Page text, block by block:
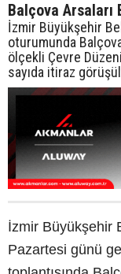
Balçova
İzmir Büyükşehir
oturumunda
ölçekli Çevre
sayıda itiraz
İzmir Büyükşehir
Pazartesi günü